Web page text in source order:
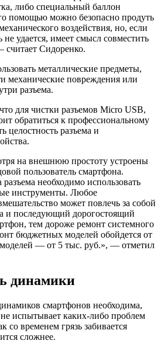
либо специальный баллон
помощью можно безопасно продуть
воздействия, но, если
не удается, имеет смысл совместить
считает Сидоренко.
металлические предметы,
механические повреждения или
разъема.
для чистки разъемов Micro USB,
обратиться к профессиональному
целостность разъема и
на внешнюю простоту устроены
пользователь смартфона.
необходимо использовать
инструменты. Любое
может повлечь за собой
и последующий дорогостоящий
тем дороже ремонт системного
бюджетных моделей обойдется от
— от 5 тыс. руб.», — отметил
динамики
смартфонов необходима,
не испытывает каких-либо проблем
со временем грязь забивается
сложнее.